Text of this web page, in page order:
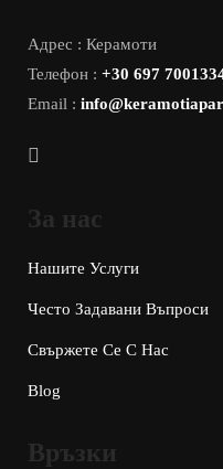
Адрес : Керамоти
Телефон : +30 697
Email :
За нас
Нашите Услуги
Често Задавани Въпроси
Свържете Се С Нас
Blog
Връзки